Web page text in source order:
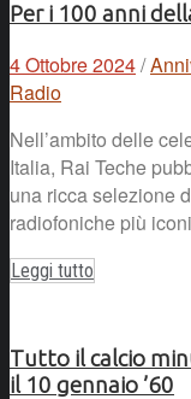
Per i 100 anni
4 Ottobre 2024/
Radio
Nell’ambito delle
Italia, Rai Teche
una ricca selezione
radiofoniche più
Leggi tutto
Tutto il calcio
il 10 gennaio ’60